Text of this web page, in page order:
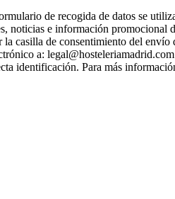
de recogida de datos se
noticias e información
casilla de consentimiento del envío
a:
identificación. Para más